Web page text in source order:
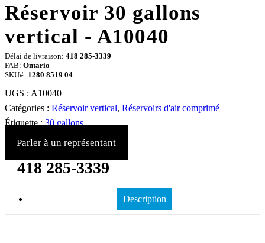
Réservoir 30 gallons
vertical - A10040
Délai de livraison: 418 285-3339
FAB: Ontario
SKU#: 1280 8519 04
UGS : A10040
Catégories : Réservoir vertical, Réservoirs d'air comprimé
Étiquette : 30 gallons
Parler à un représentant
418 285-3339
Description